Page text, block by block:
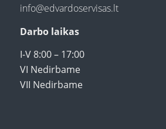
info@edvardoservisas.lt
Darbo laikas
I-V 8:00 – 17:00
VI Nedirbame
VII Nedirbame